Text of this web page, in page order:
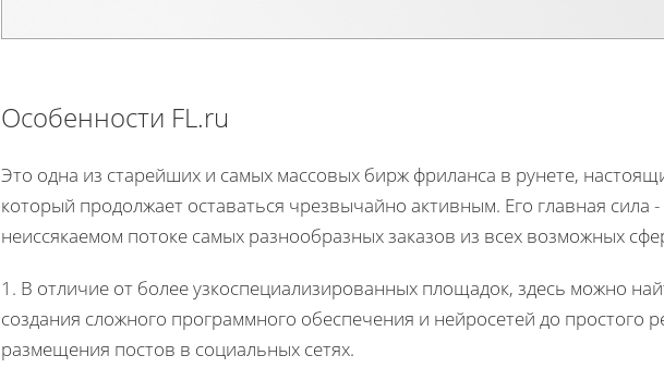
Особенности FL.ru
Это одна из старейших и самых массовых бирж фриланса в рунете,
который продолжает оставаться чрезвычайно активным. Его главная сила
неиссякаемом потоке самых разнообразных заказов из всех возможных
1. В отличие от более узкоспециализированных площадок, здесь можно
создания сложного программного обеспечения и нейросетей до простого
размещения постов в социальных сетях.